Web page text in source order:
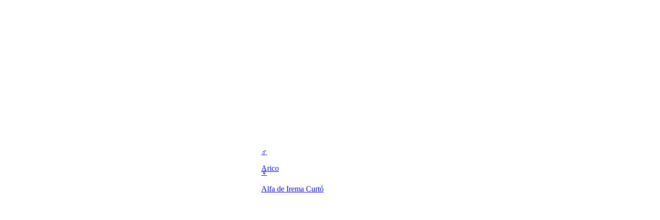
♂
Arico
♀
Alfa de Irema Curtó